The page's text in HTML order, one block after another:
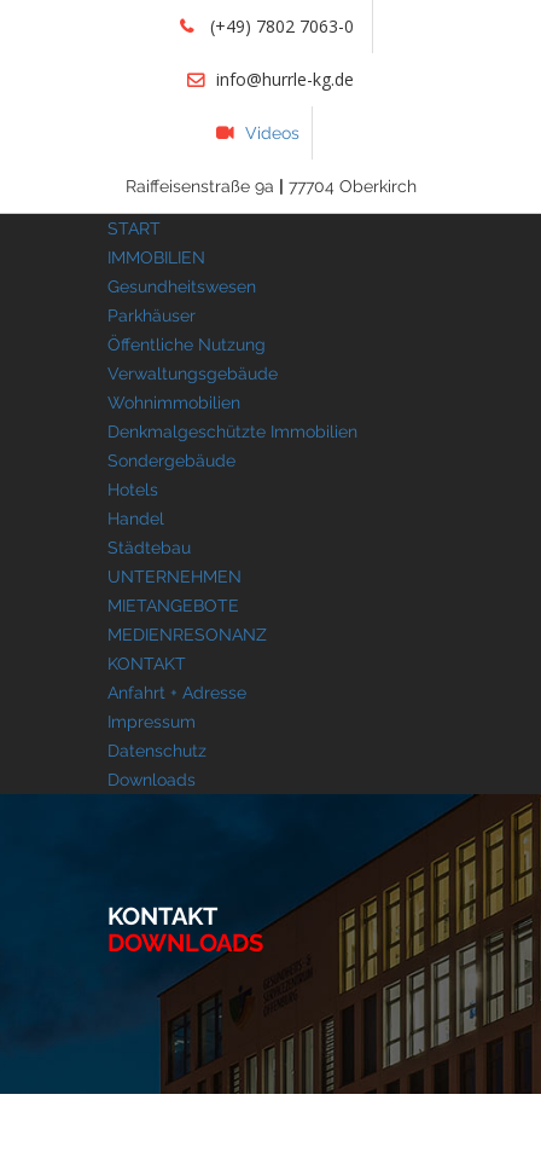
(+49) 7802 7063-0
info@hurrle-kg.de
Videos
Raiffeisenstraße 9a | 77704 Oberkirch
START
IMMOBILIEN
Gesundheitswesen
Parkhäuser
Öffentliche Nutzung
Verwaltungsgebäude
Wohnimmobilien
Denkmalgeschützte Immobilien
Sondergebäude
Hotels
Handel
Städtebau
UNTERNEHMEN
MIETANGEBOTE
MEDIENRESONANZ
KONTAKT
Anfahrt + Adresse
Impressum
Datenschutz
Downloads
KONTAKT
DOWNLOADS